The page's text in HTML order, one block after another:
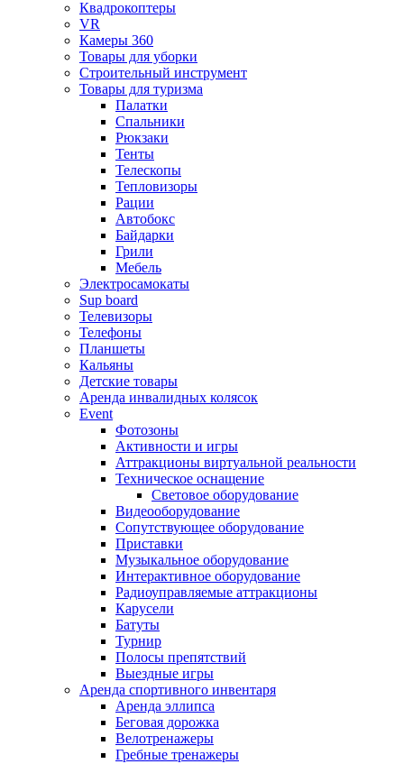
Квадрокоптеры
VR
Камеры 360
Товары для уборки
Строительный инструмент
Товары для туризма
Палатки
Спальники
Рюкзаки
Тенты
Телескопы
Тепловизоры
Рации
Автобокс
Байдарки
Грили
Мебель
Электросамокаты
Sup board
Телевизоры
Телефоны
Планшеты
Кальяны
Детские товары
Аренда инвалидных колясок
Event
Фотозоны
Активности и игры
Аттракционы виртуальной реальности
Техническое оснащение
Световое оборудование
Видеооборудование
Сопутствующее оборудование
Приставки
Музыкальное оборудование
Интерактивное оборудование
Радиоуправляемые аттракционы
Карусели
Батуты
Турнир
Полосы препятствий
Выездные игры
Аренда спортивного инвентаря
Аренда эллипса
Бeговая дoрожка
Велотренажеры
Гребные тренажеры